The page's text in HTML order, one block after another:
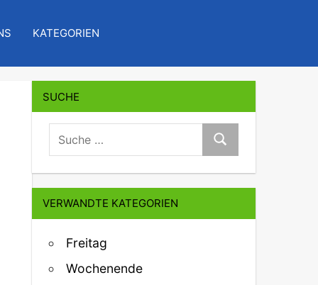
KATEGORIEN
SUCHE
suche:
Suche
VERWANDTE KATEGORIEN
Freitag
Wochenende